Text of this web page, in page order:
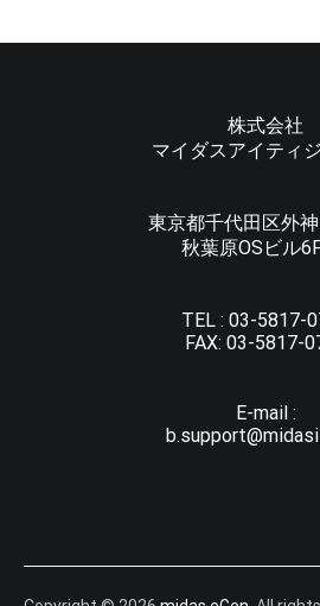
株式会社
マイダスアイティ
東京都千代田区外
秋葉原OSビル
TEL : 03-5817-
FAX: 03-5817-
E-mail :